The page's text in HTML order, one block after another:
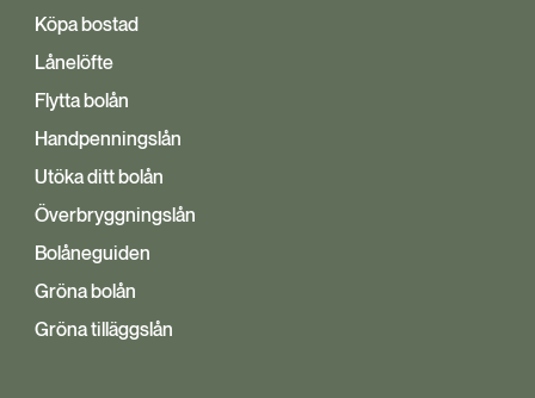
Köpa bostad
Lånelöfte
Flytta bolån
Handpenningslån
Utöka ditt bolån
Överbryggningslån
Bolåneguiden
Gröna bolån
Gröna tilläggslån